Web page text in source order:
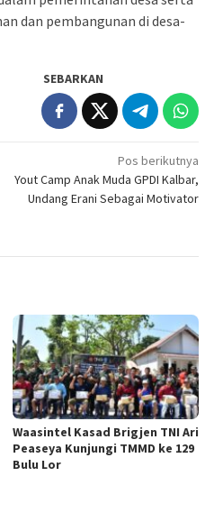
dan pembangunan di desa-
SEBARKAN
Pos berikutnya
Yout Camp Anak Muda GPDI Kalbar,
Undang Erani Sebagai Motivator
Waasintel Kasad Brigjen TNI Ari
Peaseya Kunjungi TMMD ke 129
Bulu Lor